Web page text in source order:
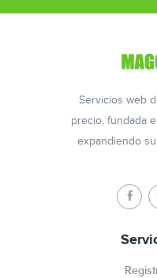
Servicios web
precio, fundada
expandiendo